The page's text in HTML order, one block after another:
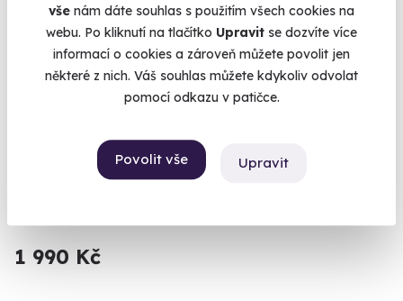
vše nám dáte souhlas s použitím všech cookies na
webu. Po kliknutí na tlačítko Upravit se dozvíte více
informací o cookies a zároveň můžete povolit jen
některé z nich. Váš souhlas můžete kdykoliv odvolat
pomocí odkazu v patičce.
Povolit vše Upravit
Jízda v Porsche na okruhu
Porsche Spyder RS, GT4 RS, 718 GT4 a 718 Cayman S
1 990 Kč